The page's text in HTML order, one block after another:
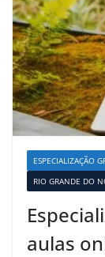
ESPECIALIZAÇÃO
RIO GRANDE DO
aulas